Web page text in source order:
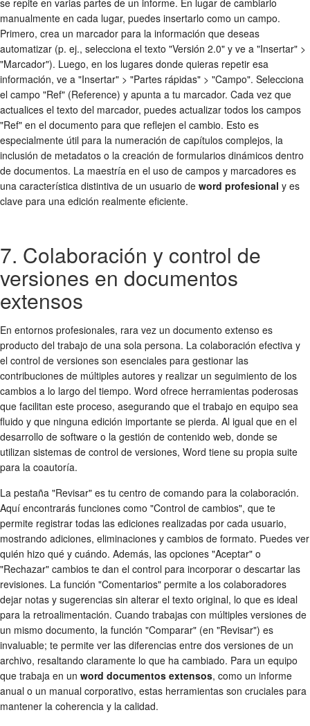
manualmente en cada lugar, puedes insertarlo como un campo.
Primero, crea un marcador para la información que deseas
automatizar (p. ej., selecciona el texto "Versión 2.0" y ve a "Insertar" >
"Marcador"). Luego, en los lugares donde quieras repetir esa
información, ve a "Insertar" > "Partes rápidas" > "Campo". Selecciona
el campo "Ref" (Reference) y apunta a tu marcador. Cada vez que
actualices el texto del marcador, puedes actualizar todos los campos
"Ref" en el documento para que reflejen el cambio. Esto es
especialmente útil para la numeración de capítulos complejos, la
inclusión de metadatos o la creación de formularios dinámicos dentro
de documentos. La maestría en el uso de campos y marcadores es
una característica distintiva de un usuario de word profesional y es
clave para una edición realmente eficiente.
7. Colaboración y control de
versiones en documentos
extensos
En entornos profesionales, rara vez un documento extenso es
producto del trabajo de una sola persona. La colaboración efectiva y
el control de versiones son esenciales para gestionar las
contribuciones de múltiples autores y realizar un seguimiento de los
cambios a lo largo del tiempo. Word ofrece herramientas poderosas
que facilitan este proceso, asegurando que el trabajo en equipo sea
fluido y que ninguna edición importante se pierda. Al igual que en el
desarrollo de software o la gestión de contenido web, donde se
utilizan sistemas de control de versiones, Word tiene su propia suite
para la coautoría.
La pestaña "Revisar" es tu centro de comando para la colaboración.
Aquí encontrarás funciones como "Control de cambios", que te
permite registrar todas las ediciones realizadas por cada usuario,
mostrando adiciones, eliminaciones y cambios de formato. Puedes ver
quién hizo qué y cuándo. Además, las opciones "Aceptar" o
"Rechazar" cambios te dan el control para incorporar o descartar las
revisiones. La función "Comentarios" permite a los colaboradores
dejar notas y sugerencias sin alterar el texto original, lo que es ideal
para la retroalimentación. Cuando trabajas con múltiples versiones de
un mismo documento, la función "Comparar" (en "Revisar") es
invaluable; te permite ver las diferencias entre dos versiones de un
archivo, resaltando claramente lo que ha cambiado. Para un equipo
que trabaja en un word documentos extensos, como un informe
anual o un manual corporativo, estas herramientas son cruciales para
mantener la coherencia y la calidad.